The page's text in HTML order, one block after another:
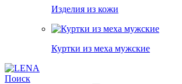
Изделия из кожи
Куртки из меха мужские
Поиск